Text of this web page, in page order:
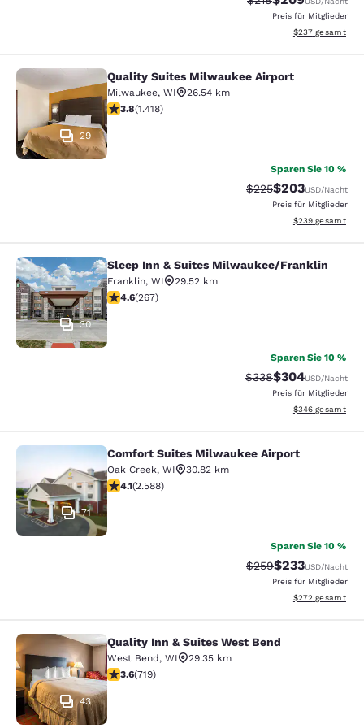
Preis für Mitglieder
Geschätzte
$237 gesamt
Quality Suites Milwaukee Airport
29
Quality Suites Milwaukee Airport
Milwaukee, WI
26.54 km
3.82-Sterne-Bewertung. Gut. 1418 Bewertungen
3.8(1.418)
Sparen Sie 10 %
Durchgestrichener
$225Vergünstigter
$203USD/Nacht
Preis für Mitglieder
Geschätzte
$239 gesamt
Sleep Inn & Suites Milwaukee/
30
Sleep Inn & Suites Milwaukee/Franklin
Franklin, WI
29.52 km
4.57-Sterne-Bewertung. Hervorragend. 267
4.6(267)
Sparen Sie 10 %
Durchgestrichener
$338Vergünstigter
$304USD/Nacht
Preis für Mitglieder
Geschätzte
$346 gesamt
Comfort Suites Milwaukee Airport
71
Comfort Suites Milwaukee Airport
Oak Creek, WI
30.82 km
4.1-Sterne-Bewertung. Sehr gut. 2588 Bewertungen
4.1(2.588)
Sparen Sie 10 %
Durchgestrichener
$259Vergünstigter
$233USD/Nacht
Preis für Mitglieder
Geschätzte
$272 gesamt
Quality Inn & Suites West Bend
43
Quality Inn & Suites West Bend
West Bend, WI
29.35 km
3.59-Sterne-Bewertung. Gut. 719 Bewertungen
3.6(719)